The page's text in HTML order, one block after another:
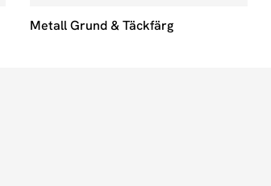
Metall Grund & Täckfärg